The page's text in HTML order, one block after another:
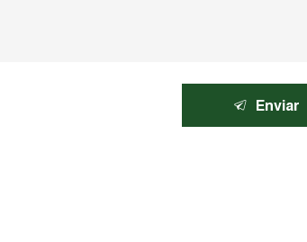
Enviar